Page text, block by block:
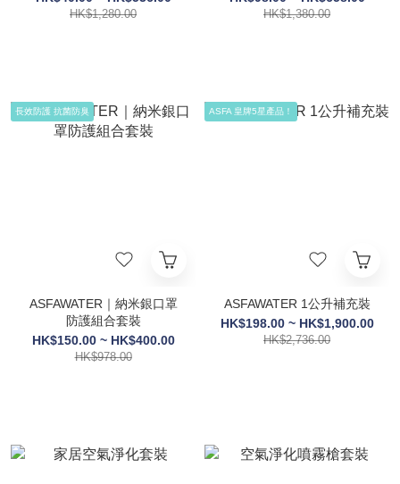
HK$1,280.00 HK$1,380.00
長效防護 抗菌防臭
ASFAWATER｜納米銀口罩
防護組合套裝
HK$150.00 ~ HK$400.00
HK$978.00
ASFA 皇牌5星產品！
ASFAWATER 1公升補充裝
HK$198.00 ~ HK$1,900.00
HK$2,736.00